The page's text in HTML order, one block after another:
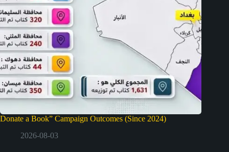
Donate a Book” Campaign Outcomes (Since 2024)
2026-08-03